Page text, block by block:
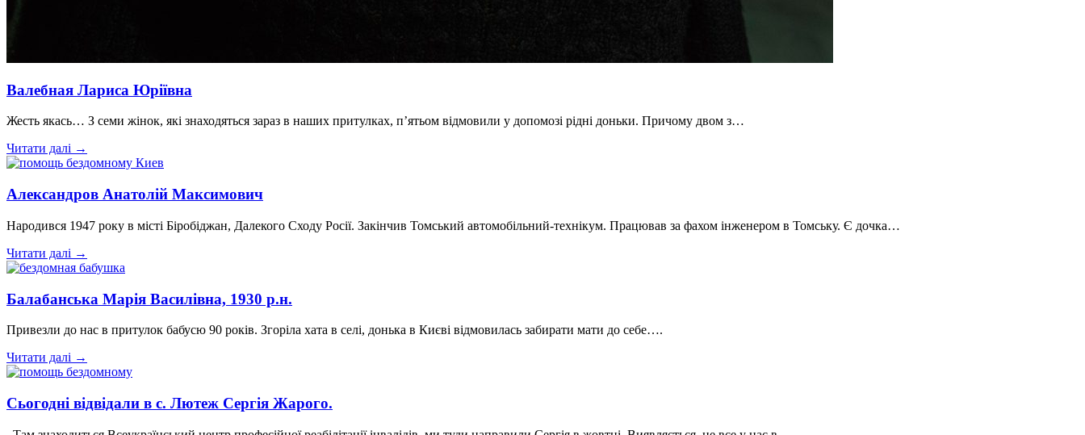
Валебная Лариса Юріївна
Жесть якась… З семи жінок, які знаходяться зараз в наших притулках, п’ятьом відмовили у допомозі рідні доньки. Причому двом з…
Читати далі →
Александров Анатолій Максимович
Народився 1947 року в місті Біробіджан, Далекого Сходу Росії. Закінчив Томський автомобільний-технікум. Працював за фахом інженером в Томську. Є дочка…
Читати далі →
Балабанська Марія Василівна, 1930 р.н.
Привезли до нас в притулок бабусю 90 років. Згоріла хата в селі, донька в Києві відмовилась забирати мати до себе….
Читати далі →
Сьогодні відвідали в с. Лютеж Сергія Жарого.